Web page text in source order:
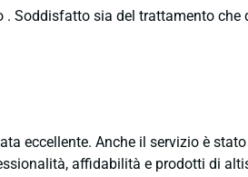
. Soddisfatto sia del trattamento che
eccellente. Anche il servizio è
affidabilità e prodotti di